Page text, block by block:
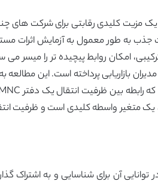
طور معمول به آزمایش اثرات مستقیم
واحدهای واقع در شرکت های تابعه با استفاده از یک نمونه از
واسطه کلیدی است و ظرفیت انتقال